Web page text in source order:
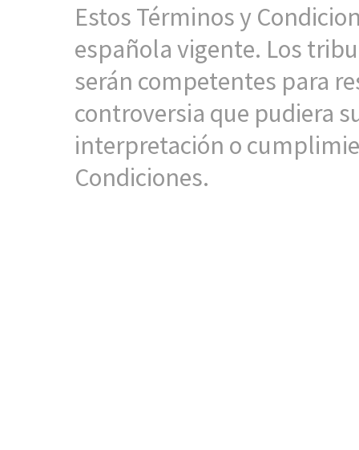
Estos Términos y
española vigente. Los
serán competentes para
controversia que pudiera
interpretación o
Condiciones.